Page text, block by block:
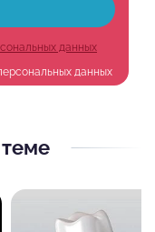
данных
данных